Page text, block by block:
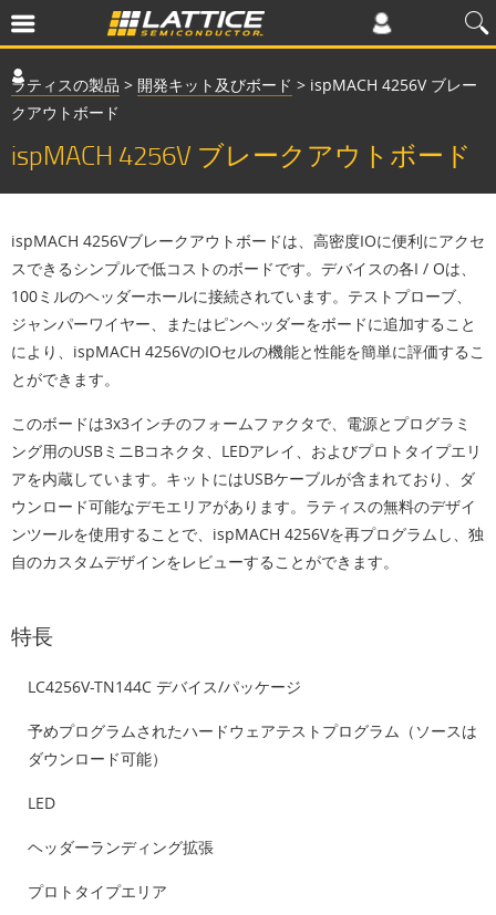
ラティスの製品 > 開発キット及びボード > ispMACH 4256V ブレー
クアウトボード
ispMACH 4256V ブレークアウトボード
ispMACH 4256Vブレークアウトボードは、高密度IOに便利にアクセ
スできるシンプルで低コストのボードです。デバイスの各I / Oは、
100ミルのヘッダーホールに接続されています。テストプローブ、
ジャンパーワイヤー、またはピンヘッダーをボードに追加すること
により、ispMACH 4256VのIOセルの機能と性能を簡単に評価するこ
とができます。
このボードは3x3インチのフォームファクタで、電源とプログラミ
ング用のUSBミニBコネクタ、LEDアレイ、およびプロトタイプエリ
アを内蔵しています。キットにはUSBケーブルが含まれており、ダ
ウンロード可能なデモエリアがあります。ラティスの無料のデザイ
ンツールを使用することで、ispMACH 4256Vを再プログラムし、独
自のカスタムデザインをレビューすることができます。
特長
LC4256V-TN144C デバイス/パッケージ
予めプログラムされたハードウェアテストプログラム（ソースは
ダウンロード可能）
LED
ヘッダーランディング拡張
プロトタイプエリア